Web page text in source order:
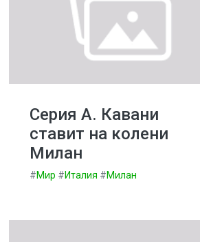
Серия А. Кавани
ставит на колени
Милан
#Мир #Италия #Милан